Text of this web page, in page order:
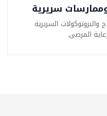
سريرية
السريرية
المرضى.